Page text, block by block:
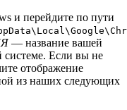
и перейдите по пути
— название вашей
системе. Если вы не
отображение
из наших следующих